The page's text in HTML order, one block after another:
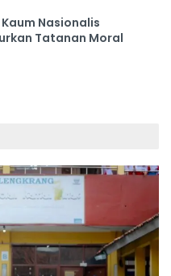
Nasionalis
Tatanan Moral